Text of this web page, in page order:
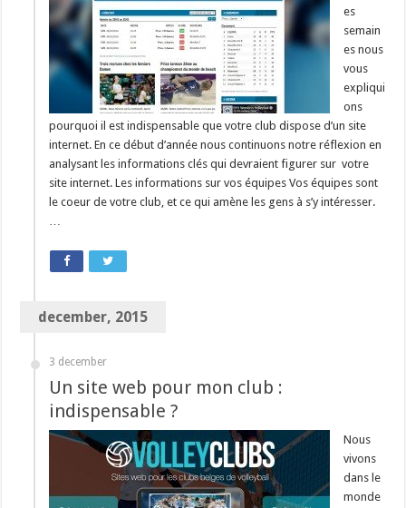
es
semain
es nous
vous
expliqui
ons
pourquoi il est indispensable que votre club dispose d’un site
internet. En ce début d’année nous continuons notre réflexion en
analysant les informations clés qui devraient figurer sur votre
site internet. Les informations sur vos équipes Vos équipes sont
le coeur de votre club, et ce qui amène les gens à s’y intéresser.
…
december, 2015
3 december
Un site web pour mon club :
indispensable ?
Nous
vivons
dans le
monde